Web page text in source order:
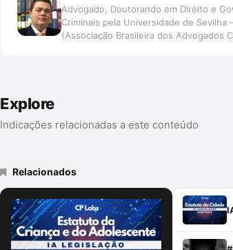
Advogado, Doutorando em Direito e
Criminais pela Universidade de Sevilha
(Associação Brasileira dos Advogados
Explore
Indicações relacionadas a este conteúdo
Relacionados